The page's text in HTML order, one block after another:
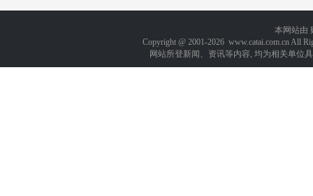
本网站由
Copyright @ 2001-2026 www.catai.com.cn All
网站所登新闻、资讯等内容, 均为相关单位